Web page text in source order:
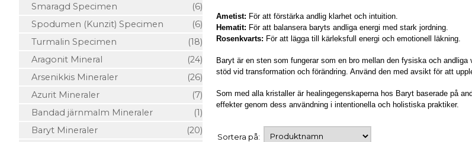
Smaragd Specimen
(6)
Spodumen (Kunzit) Specimen
(6)
Turmalin Specimen
(18)
Aragonit Mineral
(24)
Arsenikkis Mineraler
(26)
Azurit Mineraler
(7)
Bandad järnmalm Mineraler
(1)
Baryt Mineraler
(20)
Ametist: För att förstärka andlig klarhet och intuition.
Hematit: För att balansera baryts andliga energi med stark jordning.
Rosenkvarts: För att lägga till kärleksfull energi och emotionell läkning.
Baryt är en sten som fungerar som en bro mellan den fysiska och
stöd vid transformation och förändring. Använd den med avsikt för att
Som med alla kristaller är healingegenskaperna hos Barytbaserade på
effekter genom dess användning i intentionella och holistiska praktiker.
Sortera på: